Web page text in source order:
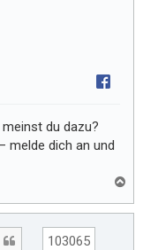
du dazu?
melde dich an und
c
103065